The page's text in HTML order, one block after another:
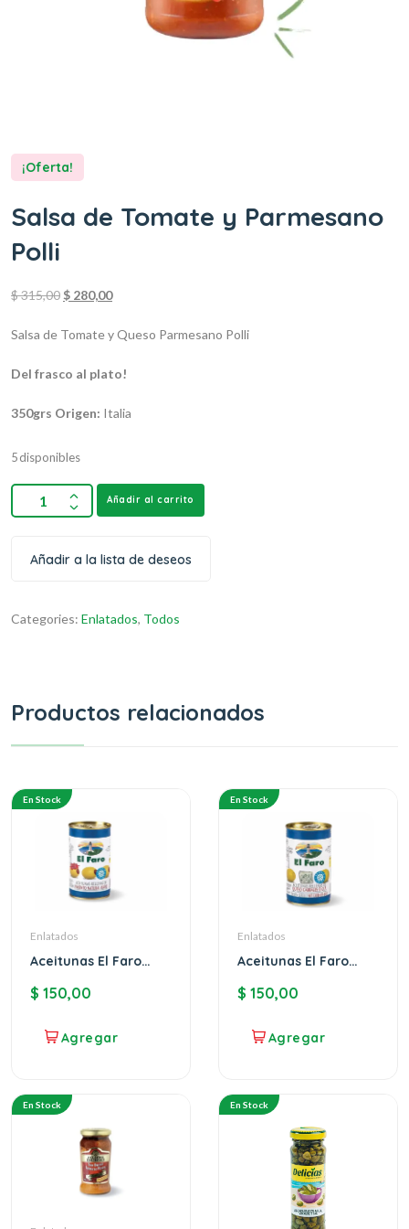
¡Oferta!
Salsa de Tomate y Parmesano
Polli
$315,00 $ 280,00
Salsa de Tomate y Queso Parmesano Polli
Del frasco al plato!
350grs Origen: Italia
5 disponibles
Añadir al carrito
Añadir a la lista de deseos
Categories: Enlatados, Todos
Productos relacionados
En Stock
Enlatados
Aceitunas El Faro
$ 150,00
En Stock
Enlatados
Aceitunas El Faro
azul
$ 150,00
En Stock En Stock